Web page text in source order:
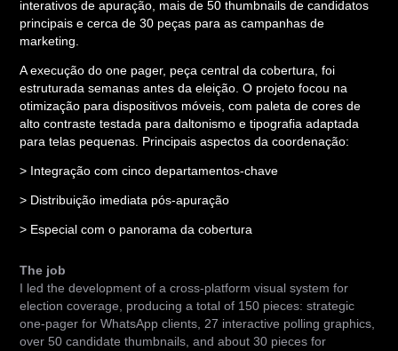
interativos de apuração, mais de 50 thumbnails de candidatos
principais e cerca de 30 peças para as campanhas de
marketing.
A execução do one pager, peça central da cobertura, foi
estruturada semanas antes da eleição. O projeto focou na
otimização para dispositivos móveis, com paleta de cores de
alto contraste testada para daltonismo e tipografia adaptada
para telas pequenas. Principais aspectos da coordenação:
> Integração com cinco departamentos-chave
> Distribuição imediata pós-apuração
> Especial com o panorama da cobertura
The job
I led the development of a cross-platform visual system for
election coverage, producing a total of 150 pieces: strategic
one-pager for WhatsApp clients, 27 interactive polling graphics,
over 50 candidate thumbnails, and about 30 pieces for